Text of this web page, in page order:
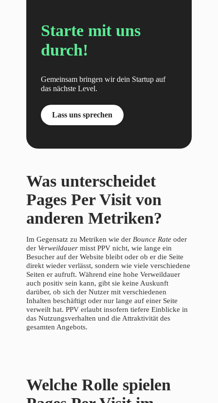
Starte mit uns
durch!
Gemeinsam bringen wir dein Startup auf
das nächste Level.
Lass uns sprechen
Was unterscheidet
Pages Per Visit von
anderen Metriken?
Im Gegensatz zu Metriken wie der Bounce Rate oder
der Verweildauer misst PPV nicht, wie lange ein
Besucher auf der Website bleibt oder ob er die Seite
direkt wieder verlässt, sondern wie viele verschiedene
Seiten er aufruft. Während eine hohe Verweildauer
auch positiv sein kann, gibt sie keine Auskunft
darüber, ob sich der Nutzer mit verschiedenen
Inhalten beschäftigt oder nur lange auf einer Seite
verweilt hat. PPV erlaubt insofern tiefere Einblicke in
das Nutzungsverhalten und die Attraktivität des
gesamten Angebots.
Welche Rolle spielen